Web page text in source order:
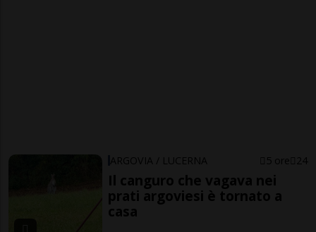
ARGOVIA / LUCERNA 5 ore 24
Il canguro che vagava nei
prati argoviesi è tornato a
casa